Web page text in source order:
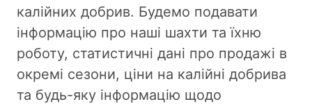
калійних добрив. Будемо подавати
інформацію про наші шахти та їхню
роботу, статистичні дані про продажі в
окремі сезони, ціни на калійні добрива
та будь-яку інформацію щодо